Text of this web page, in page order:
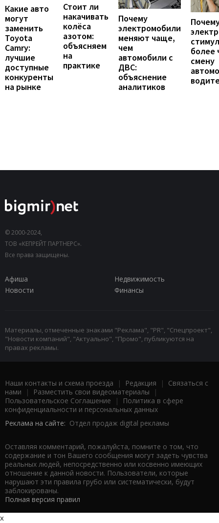
Какие авто
могут
заменить
Toyota
Camry:
лучшие
доступные
конкуренты
на рынке
Стоит ли
накачивать
колёса
азотом:
объясняем
на
практике
Почему
электромобили
меняют чаще,
чем
автомобили с
ДВС:
объяснение
аналитиков
более
смену
© 2000-2024,
ТОВ «КЕПРЕЙТ ПАРТНЕРС».
Все права защищены.
Афиша
Недвижимость
Новости
Финансы
Материалы, отмеченные знаками "Реклама", "PR", "Спецпроект",
"Новости компаний", "Актуально", "Промо", публикуются на
правах рекламы.
Наши контакты и схема проезда | Редакция | Связаться с
нами | Разместить свои видеоматериалы |
Пользовательское Соглашение |
Политика в сфере
конфиденциальности и персональных данных
Реклама на сайте: Отдел продаж digital рекламы
Оставляя комментарий, пожалуйста, помните о том, что
содержание и тон Вашего сообщения могут задеть чувства
реальных людей, непосредственно или косвенно имеющих
отношение к данной новости. Пользователи, которые
нарушают эти правила грубо или систематически, будут
заблокированы.
Полная версия правил
x